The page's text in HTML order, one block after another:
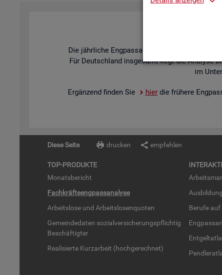
Die jähr­li­che Eng­pass­ana­ly­se der BA stellt
Für Deutsch­land ins­ge­samt liegt die Ana­ly­se
im
Er­gän­zend fin­den Sie hierdie frü­he­re
Diese Seite drucken empfehlen
TOP-PRO­DUK­TE
Mo­nats­be­richt
Fach­kräf­te­eng­pass­ana­ly­se
Ar­beits­lo­se und Ar­beits­lo­sen­quo­ten
Ge­mein­de­da­ten so­zi­al­ver­si­che­rungs­pflich­tig
Be­schäf­tig­ter
Rea­li­sier­te Kurz­ar­beit (hoch­ge­rech­net)
Be­ru­fe auf